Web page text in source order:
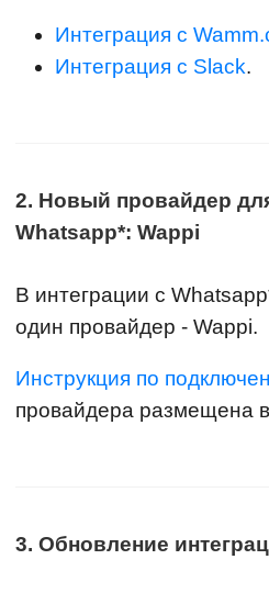
Интеграция с
Интеграция с Slack.
2. Новый провайдер
Whatsapp*: Wappi
В интеграции с
один провайдер - Wappi.
Инструкция по
провайдера размещена
3. Обновление